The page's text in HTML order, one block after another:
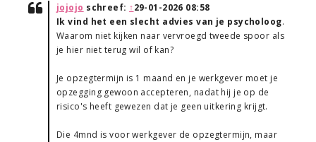
jojojo schreef: ↑29-01-2026 08:58
Ik vind het een slecht advies van je psycholoog.
Waarom niet kijken naar vervroegd tweede spoor als
je hier niet terug wil of kan?
Je opzegtermijn is 1 maand en je werkgever moet je
opzegging gewoon accepteren, nadat hij je op de
risico's heeft gewezen dat je geen uitkering krijgt.
Die 4mnd is voor werkgever de opzegtermijn, maar